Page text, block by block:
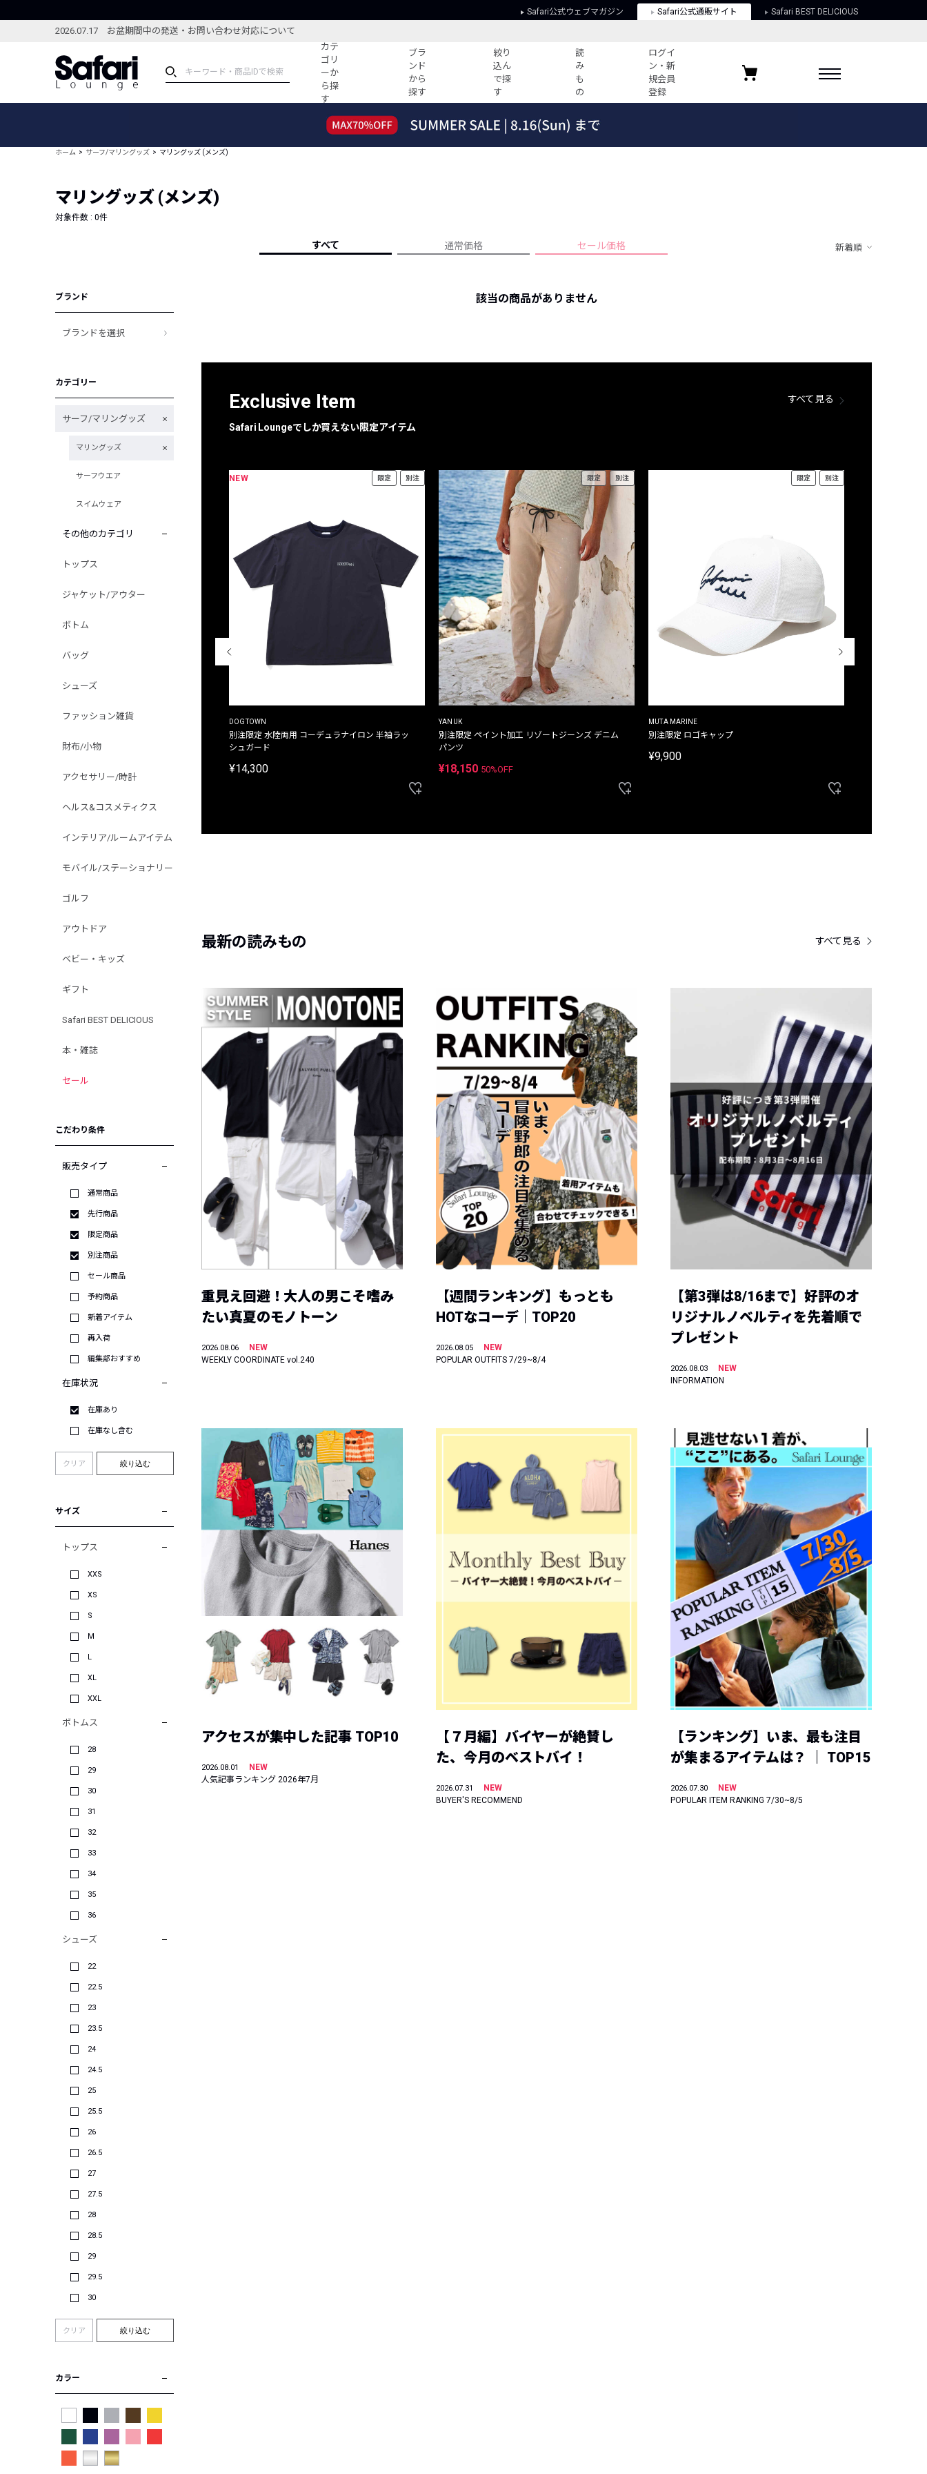
Safari公式ウェブマガジン Safari公式通販サイト Safari BEST DELICIOUS
2026.07.17 お盆期間中の発送・お問い合わせ対応について
カテ
ゴリ
ーか
ら探
す
ブラ
ンド
から
探す
絞り
込ん
で探
す
読
み
も
の
ログイ
ン・新
規会員
登録
ブランドから探す
新着アイテム
編集部のおすすめアイテム
特集記事
すべての記事
人気記事ランキング
フォーカスブランド
プライバシーポリシー
お気に入りブランド
ホーム サーフ/マリングッズ マリングッズ (メンズ)
マリングッズ (メンズ)
対象件数 : 0件
すべて 通常価格 セール価格 新着順
ブランド
ブランドを選択
カテゴリー
サーフ/マリングッズ
マリングッズ
サーフウエア
スイムウェア
その他のカテゴリ
トップス
ジャケット/アウター
ボトム
バッグ
シューズ
ファッション雑貨
財布/小物
アクセサリー/時計
ヘルス&コスメティクス
インテリア/ルームアイテム
モバイル/ステーショナリー
ゴルフ
アウトドア
ベビー・キッズ
ギフト
Safari BEST DELICIOUS
本・雑誌
セール
こだわり条件
販売タイプ
通常商品
先行商品
限定商品
別注商品
セール商品
予約商品
新着アイテム
再入荷
編集部おすすめ
在庫状況
在庫あり
在庫なし含む
クリア 絞り込む
サイズ
トップス
XXS
XS
S
M
L
XL
XXL
ボトムス
28
29
30
31
32
33
34
35
36
シューズ
22
22.5
23
23.5
24
24.5
25
25.5
26
26.5
27
27.5
28
28.5
29
29.5
30
クリア 絞り込む
カラー
該当の商品がありません
Exclusive Item
Safari Loungeでしか買えない限定アイテム
すべて見る
THE DUFFER OF ST.GEORGE
プリントTシャツ
NEW 限定 別注
DOGTOWN
別注限定 水陸両用 コーデュラナイロン 半袖ラッ
シュガード
¥14,300
限定 別注
YANUK
別注限定 ペイント加工 リゾートジーンズ デニム
パンツ
¥18,150 50%OFF
限定 別注
MUTA MARINE
別注限定 ロゴキャップ
¥9,900
最新の読みもの すべて見る
重見え回避！大人の男こそ嗜み
たい真夏のモノトーン
2026.08.06
NEW
WEEKLY COORDINATE vol.240
【週間ランキング】もっとも
HOTなコーデ｜TOP20
2026.08.05
NEW
POPULAR OUTFITS 7/29~8/4
【第3弾は8/16まで】好評のオ
リジナルノベルティを先着順で
プレゼント
2026.08.03
NEW
INFORMATION
アクセスが集中した記事 TOP10
2026.08.01
NEW
人気記事ランキング 2026年7月
【７月編】バイヤーが絶賛し
た、今月のベストバイ！
2026.07.31
NEW
BUYER'S RECOMMEND
【ランキング】いま、最も注目
が集まるアイテムは？ ｜ TOP15
2026.07.30
NEW
POPULAR ITEM RANKING 7/30~8/5